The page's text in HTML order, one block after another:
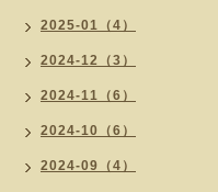
2025-01（4）
2024-12（3）
2024-11（6）
2024-10（6）
2024-09（4）